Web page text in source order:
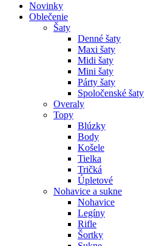
Novinky
Oblečenie
Šaty
Denné šaty
Maxi šaty
Midi šaty
Mini šaty
Párty šaty
Spoločenské šaty
Overaly
Topy
Blúzky
Body
Košele
Tielka
Tričká
Úpletové
Nohavice a sukne
Nohavice
Legíny
Rifle
Šortky